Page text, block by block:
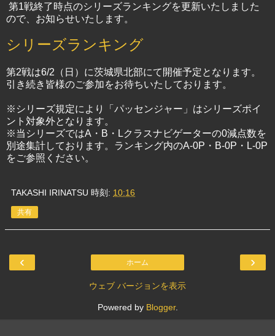
第1戦終了時点のシリーズランキングを更新いたしました
ので、お知らせいたします。
シリーズランキング
第2戦は6/2（日）に茨城県北部にて開催予定となります。
引き続き皆様のご参加をお待ちいたしております。
※シリーズ規定により「パッセンジャー」はシリーズポイ
ント対象外となります。
※当シリーズではA・B・Lクラスナビゲーターの0減点数を
別途集計しております。ランキング内のA-0P・B-0P・L-0P
をご参照ください。
TAKASHI IRINATSU 時刻: 10:16
共有
‹ ›
ホーム
ウェブ バージョンを表示
Powered by Blogger.